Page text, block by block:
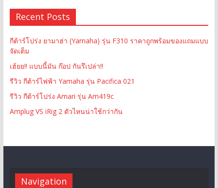
Recent Posts
กีต้าร์โปร่ง ยามาฮ่า (Yamaha) รุ่น F310 ราคาถูกพร้อมของแถมแบบ
จัดเต็ม
เฮ้ยย!! แบบนี้มัน ก๊อป กันรึเปล่า!!
รีวิว กีต้าร์ไฟฟ้า Yamaha รุ่น Pacifica 021
รีวิว กีต้าร์โปร่ง Amari รุ่น Am419c
Amplug VS iRig 2 ตัวไหนน่าใช้กว่ากัน
Navigation